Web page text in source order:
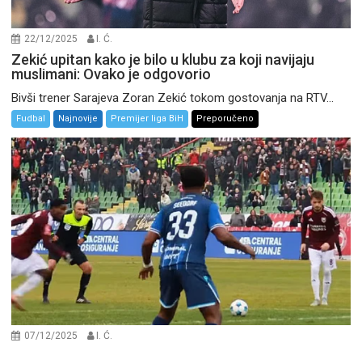
22/12/2025 I. Ć.
Zekić upitan kako je bilo u klubu za koji navijaju
muslimani: Ovako je odgovorio
Bivši trener Sarajeva Zoran Zekić tokom gostovanja na RTV...
Fudbal Najnovije Premijer liga BiH Preporučeno
07/12/2025 I. Ć.